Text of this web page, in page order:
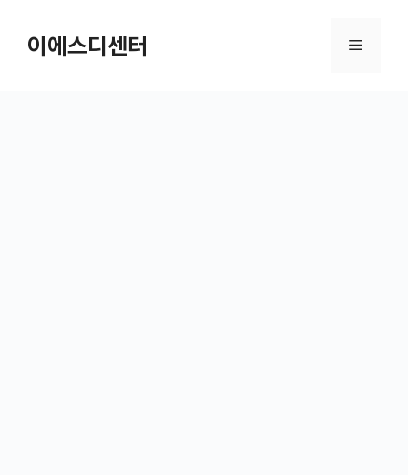
건너뛰기이에스디센터 메뉴